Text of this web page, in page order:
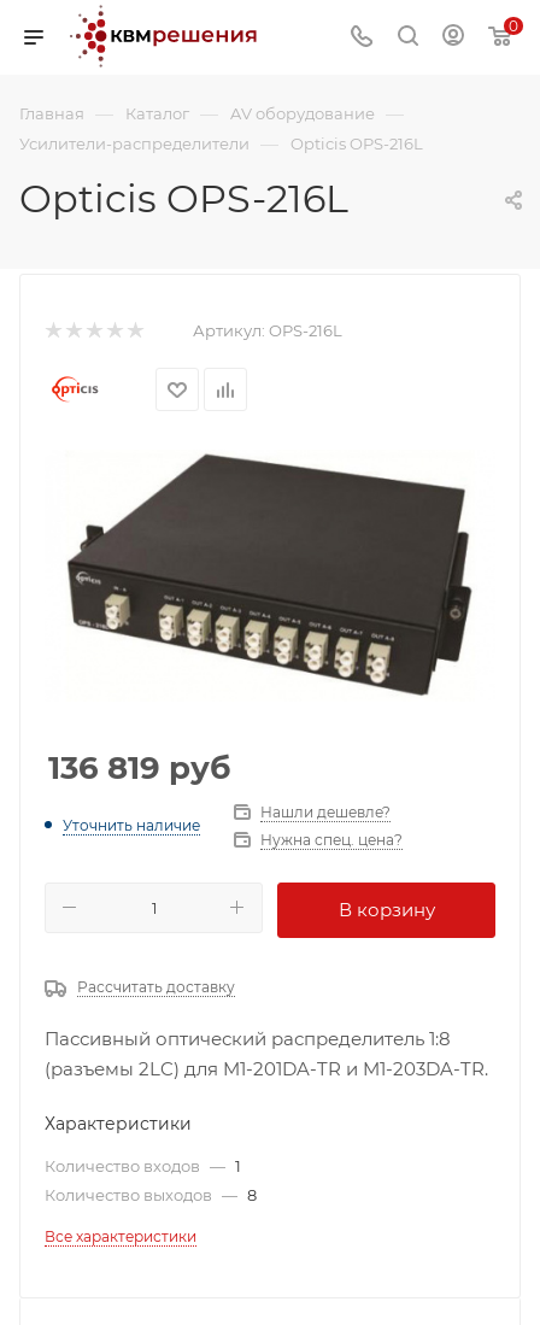
0
Главная — Каталог — AV оборудование —
Усилители-распределители — Opticis OPS-216L
Opticis OPS-216L
Артикул: OPS-216L
136 819 руб
Уточнить наличие
Нашли дешевле?
Нужна спец. цена?
В корзину
Рассчитать доставку
Пассивный оптический распределитель 1:8
(разъемы 2LC) для M1-201DA-TR и M1-203DA-TR.
Характеристики
Количество входов — 1
Количество выходов — 8
Все характеристики